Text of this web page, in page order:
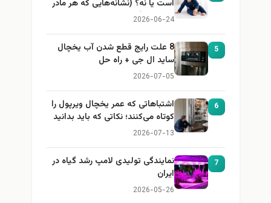
است یا نه؟ (نشانه‌هایی که هر مادر
باید بداند)
2026-06-24
5
8 علت رایج قطع شدن آب یخچال
ساید ال جی + راه حل
2026-07-05
6
اشتباهاتی که عمر یخچال ویرپول را
کوتاه می‌کنند؛ نکاتی که باید بدانید
2026-07-13
7
نمایندگی تولیدی لامپ رشد گیاه در
ایران
2026-05-26